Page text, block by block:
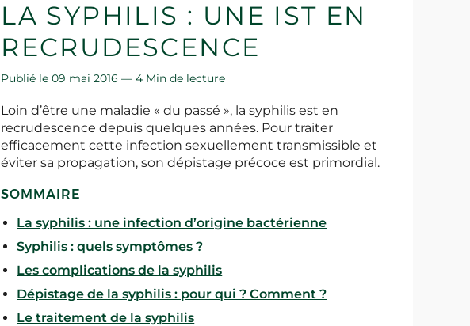
LA SYPHILIS : UNE IST EN
RECRUDESCENCE
Publié le 09 mai 2016 —4 Min de lecture
Loin d’être une maladie « du passé », la syphilis est en
recrudescence depuis quelques années. Pour traiter
efficacement cette infection sexuellement transmissible et
éviter sa propagation, son dépistage précoce est primordial.
SOMMAIRE
La syphilis : une infection d’origine bactérienne
Syphilis : quels symptômes ?
Les complications de la syphilis
Dépistage de la syphilis : pour qui ? Comment ?
Le traitement de la syphilis